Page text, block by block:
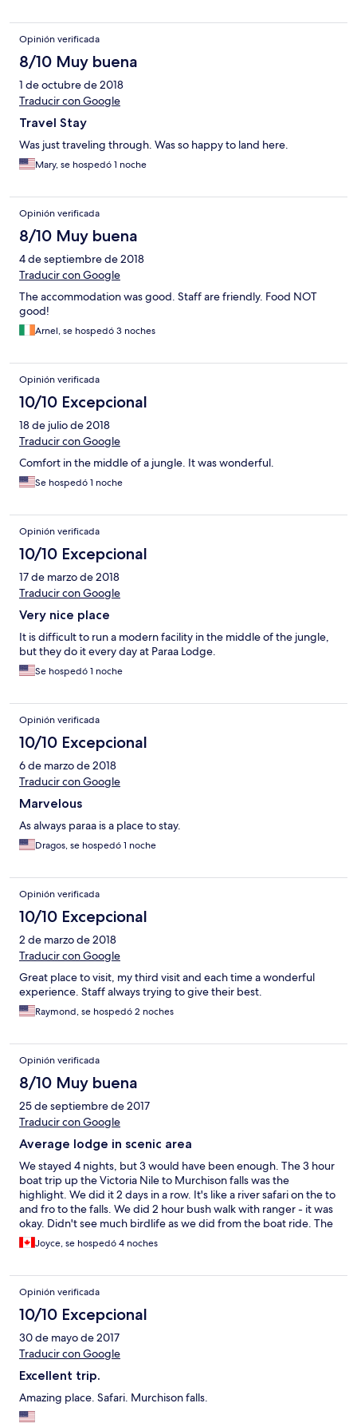
would expect a few amendments to be made. It feels very 2-3
star at max.
Opinión verificada
8/10 Muy buena
1 de octubre de 2018
Traducir con Google
Travel Stay
Was just traveling through. Was so happy to land here.
Mary, se hospedó 1 noche
Opinión verificada
8/10 Muy buena
4 de septiembre de 2018
Traducir con Google
The accommodation was good. Staff are friendly. Food NOT
good!
Arnel, se hospedó 3 noches
Opinión verificada
10/10 Excepcional
18 de julio de 2018
Traducir con Google
Comfort in the middle of a jungle. It was wonderful.
Se hospedó 1 noche
Opinión verificada
10/10 Excepcional
17 de marzo de 2018
Traducir con Google
Very nice place
It is difficult to run a modern facility in the middle of the jungle,
but they do it every day at Paraa Lodge.
Se hospedó 1 noche
Opinión verificada
10/10 Excepcional
6 de marzo de 2018
Traducir con Google
Marvelous
As always paraa is a place to stay.
Dragos, se hospedó 1 noche
Opinión verificada
10/10 Excepcional
2 de marzo de 2018
Traducir con Google
Great place to visit, my third visit and each time a wonderful
experience. Staff always trying to give their best.
Raymond, se hospedó 2 noches
Opinión verificada
8/10 Muy buena
25 de septiembre de 2017
Traducir con Google
Average lodge in scenic area
We stayed 4 nights, but 3 would have been enough. The 3 hour
boat trip up the Victoria Nile to Murchison falls was the
highlight. We did it 2 days in a row. It's like a river safari on the to
and fro to the falls. We did 2 hour bush walk with ranger - it was
okay. Didn't see much birdlife as we did from the boat ride. The
resort offers great views of the Nile from its' perch on the north
shore hill. Resort a bit tired looking. Rooms are clean. Plenty of
area. Big swimming pool although we didn't use. Buffet meals
offer broad assortment of average-tasting food. Staff are
friendly. Paraa arranged private transport for $700 USD to and
from Kampala. Interesting drive through villages and
countryside on the way (about 5 hours drive one-way). The flat
bed ferry takes 5 minutes to traverse the river. It holds.about 8
satisfactory.
Joyce, se hospedó 4 noches
Opinión verificada
10/10 Excepcional
30 de mayo de 2017
Traducir con Google
Excellent trip.
Amazing place. Safari. Murchison falls.